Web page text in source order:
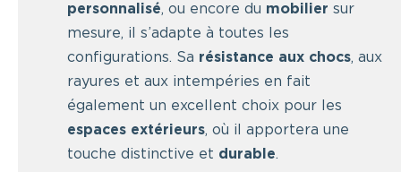
personnalisé, ou encore du mobilier sur
mesure, il s’adapte à toutes les
configurations. Sa résistance aux chocs, aux
rayures et aux intempéries en fait
également un excellent choix pour les
espaces extérieurs, où il apportera une
touche distinctive et durable.